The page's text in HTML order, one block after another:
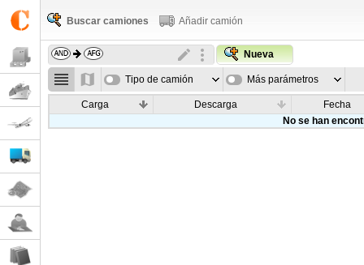
Buscar camiones Añadir camión
Nueva
Tipo de camión Más parámetros
Carga Descarga
Fecha
No se han